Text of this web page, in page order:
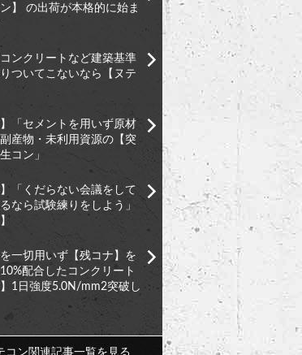
】 の出荷が本格的に始ま
ンクリートなど建築基準
ついてこないなら【ヌテ
】「セメントを用いず原材
産物・未利用資源の【突
コン」
】「くだらない会議をして
なら試験練りをしよう」
を一切用いず【残コナ】を
配合したコンクリート
】1日強度5.0N/mm2突破し
コン関連記事一覧を見る